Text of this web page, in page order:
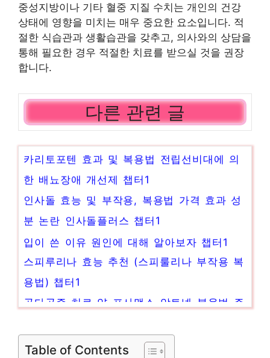
중성지방이나 기타 혈중 지질 수치는 개인의 건강
상태에 영향을 미치는 매우 중요한 요소입니다. 적
절한 식습관과 생활습관을 갖추고, 의사와의 상담을
통해 필요한 경우 적절한 치료를 받으실 것을 권장
합니다.
다른 관련 글
카리토포텐 효과 및 복용법 전립선비대에 의
한 배뇨장애 개선제 챕터1
인사돌 효능 및 부작용, 복용법 가격 효과 성
분 논란 인사돌플러스 챕터1
입이 쓴 이유 원인에 대해 알아보자 챕터1
스피루리나 효능 추천 (스피룰리나 부작용 복
용법) 챕터1
골다공증 치료 약 포사맥스 악토넬 복용법 주
식중독 두드러기는 일반 두드러기와 다를까
Table of Contents